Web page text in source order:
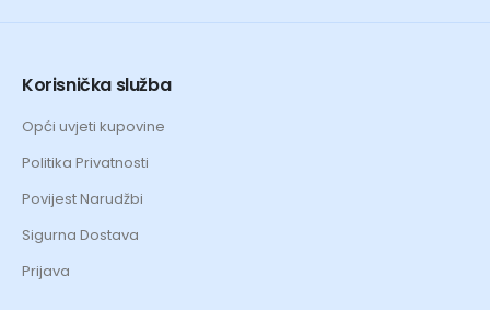
Korisnička služba
Opći uvjeti kupovine
Politika Privatnosti
Povijest Narudžbi
Sigurna Dostava
Prijava